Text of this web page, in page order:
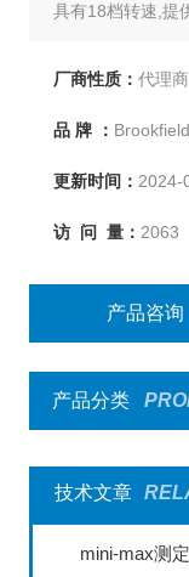
具有18档转速,提供
厂商性质： 代理商
品 牌 ：
更新时间： 2024-
访 问 量： 2063
产品咨询
产品分类
技术文章
mini-max测